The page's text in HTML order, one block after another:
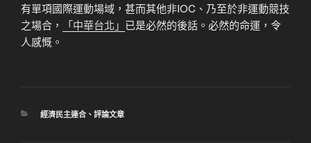
有單項國際運動場域，甚而其他非IOC、乃至於非運動競技
之場合，
「中華台北」 已是必然的後話。必然的命運，令
人感慨。
分
經濟民主連合、 評論文章